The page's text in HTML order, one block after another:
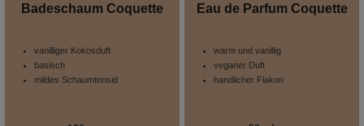
Badeschaum Coquette
vanilliger Kokosduft
basisch
mildes Schaumtensid
Eau de Parfum Coquette
warm und vanillig
veganer Duft
handlicher Flakon